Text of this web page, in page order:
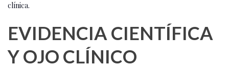
clínica.
EVIDENCIA CIENTÍFICA
Y OJO CLÍNICO